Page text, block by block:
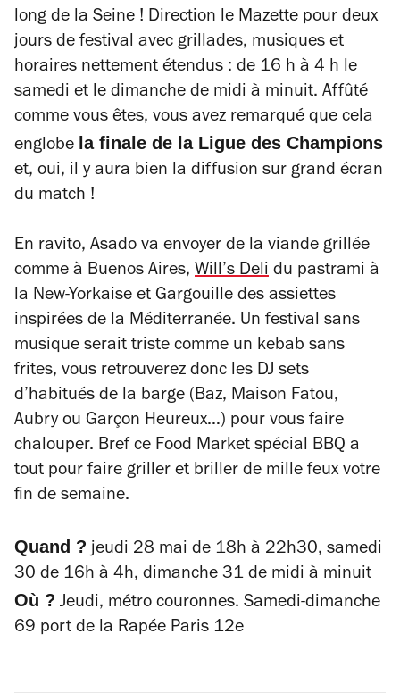
long de la Seine ! Direction le Mazette pour deux
jours de festival avec grillades, musiques et
horaires nettement étendus : de 16 h à 4 h le
samedi et le dimanche de midi à minuit. Affûté
comme vous êtes, vous avez remarqué que cela
englobe la finale de la Ligue des Champions
et, oui, il y aura bien la diffusion sur grand écran
du match !
En ravito, Asado va envoyer de la viande grillée
comme à Buenos Aires, Will’s Deli du pastrami à
la New-Yorkaise et Gargouille des assiettes
inspirées de la Méditerranée. Un festival sans
musique serait triste comme un kebab sans
frites, vous retrouverez donc les DJ sets
d’habitués de la barge (Baz, Maison Fatou,
Aubry ou Garçon Heureux…) pour vous faire
chalouper. Bref ce Food Market spécial BBQ a
tout pour faire griller et briller de mille feux votre
fin de semaine.
Quand ? jeudi 28 mai de 18h à 22h30, samedi
30 de 16h à 4h, dimanche 31 de midi à minuit
Où ? Jeudi, métro couronnes. Samedi-dimanche
69 port de la Rapée Paris 12e